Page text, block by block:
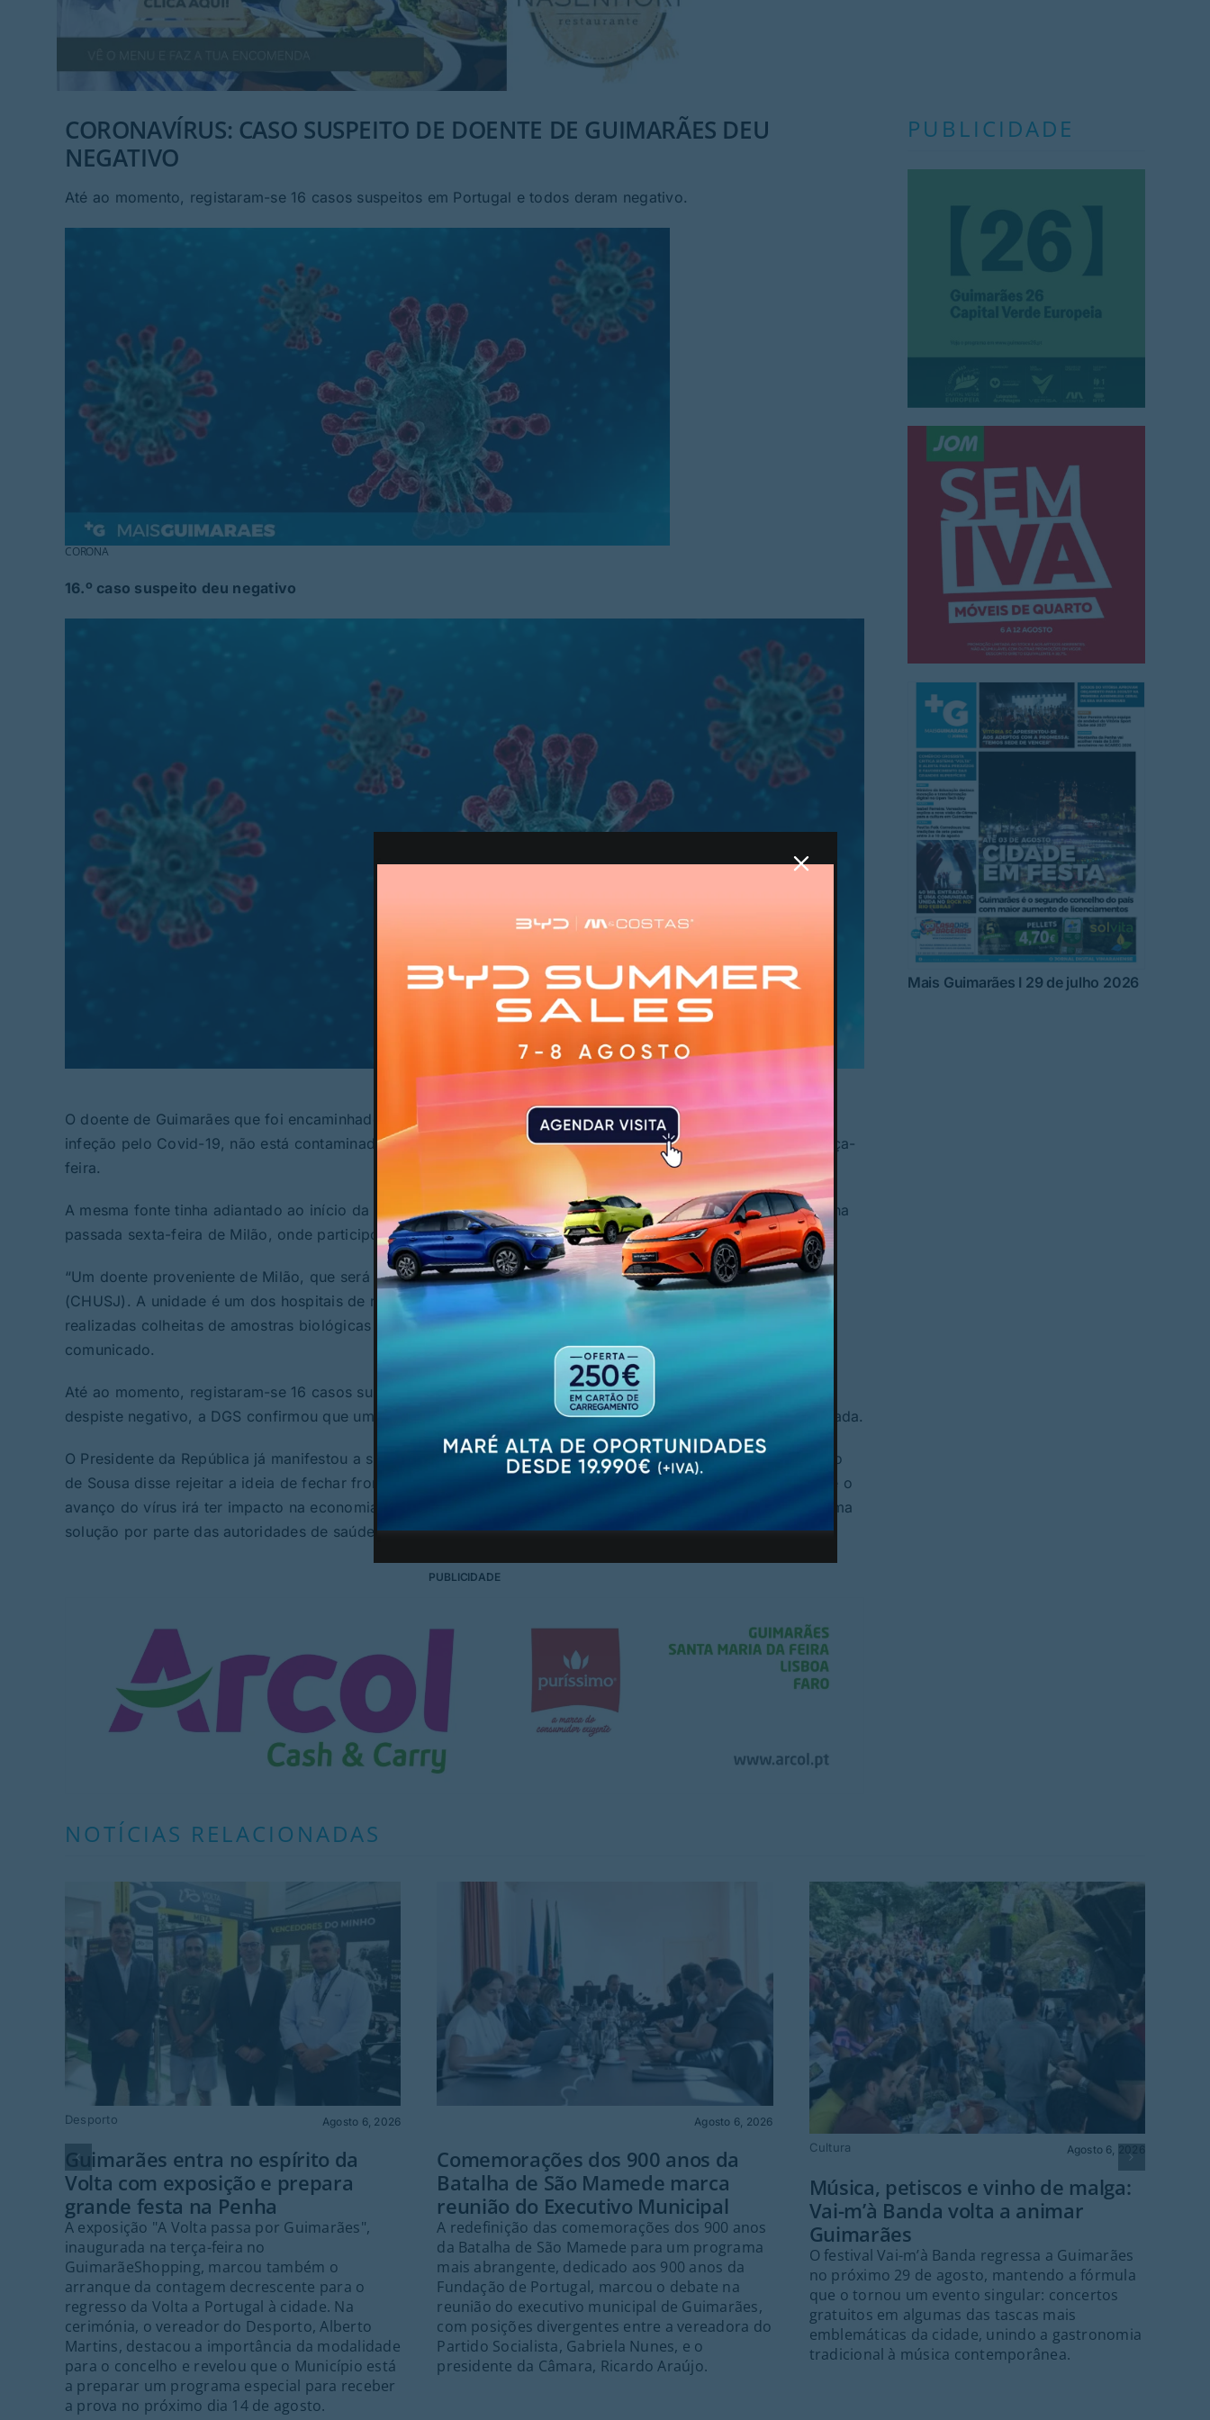
CORONAVÍRUS: CASO SUSPEITO DE DOENTE DE GUIMARÃES DEU
NEGATIVO
Até ao momento, registaram-se 16 casos suspeitos em Portugal e todos deram negativo.
CORONA
16.º caso suspeito deu negativo
© Direitos Reservados
O doente de Guimarães que foi encaminhado para para o Hospital de São João, no Porto, por suspeita de
infeção pelo Covid-19, não está contaminado. A informação foi avançada pela Sic Notícias na noite desta terça-
feira.
A mesma fonte tinha adiantado ao início da tarde do mesmo dia que se tratava de um homem que regressou na
passada sexta-feira de Milão, onde participou na Feira de Calçado.
“Um doente proveniente de Milão, que será encaminhado para o Centro Hospitalar Universitário de São João
(CHUSJ). A unidade é um dos hospitais de referência para estas situações. O doente fica internado e serão
realizadas colheitas de amostras biológicas para análise pelo CHUSJ”, referia a Direção-Geral de Saúde, em
comunicado.
Até ao momento, registaram-se 16 casos suspeitos em Portugal e todos deram negativo. No mesmo dia deste
despiste negativo, a DGS confirmou que uma mulher, também proveniente de Milão, também não estava infetada.
O Presidente da República já manifestou a sua opinião relativamente ao controlo de fronteiras. Marcelo Rebelo
de Sousa disse rejeitar a ideia de fechar fronteiras para travar o avanço do novo coronavírus, mas referiu que o
avanço do vírus irá ter impacto na economia mundial. O Presidente disse preferir a preparação conjunta de uma
solução por parte das autoridades de saúde.
PUBLICIDADE
PUBLICIDADE
Mais Guimarães I 29 de julho 2026
NOTÍCIAS RELACIONADAS
Desporto Agosto 6, 2026
Guimarães entra no espírito da
Volta com exposição e prepara
grande festa na Penha
A exposição "A Volta passa por Guimarães",
inaugurada na terça-feira no
GuimarãeShopping, marcou também o
arranque da contagem decrescente para o
regresso da Volta a Portugal à cidade. Na
cerimónia, o vereador do Desporto, Alberto
Martins, destacou a importância da modalidade
para o concelho e revelou que o Município está
a preparar um programa especial para receber
a prova no próximo dia 14 de agosto.
Agosto 6, 2026
Comemorações dos 900 anos da
Batalha de São Mamede marca
reunião do Executivo Municipal
A redefinição das comemorações dos 900 anos
da Batalha de São Mamede para um programa
mais abrangente, dedicado aos 900 anos da
Fundação de Portugal, marcou o debate na
reunião do executivo municipal de Guimarães,
com posições divergentes entre a vereadora do
Partido Socialista, Gabriela Nunes, e o
presidente da Câmara, Ricardo Araújo.
Cultura Agosto 6, 2026
Música, petiscos e vinho de malga:
Vai-m’à Banda volta a animar
Guimarães
O festival Vai-m’à Banda regressa a Guimarães
no próximo 29 de agosto, mantendo a fórmula
que o tornou um evento singular: concertos
gratuitos em algumas das tascas mais
emblemáticas da cidade, unindo a gastronomia
tradicional à música contemporânea.